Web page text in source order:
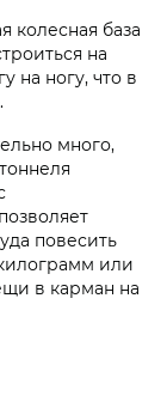
колесная база
на
на ногу, что в
много,
повесить
или
в карман на